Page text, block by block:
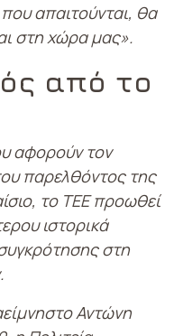
απαιτούνται, θα
στη χώρα μας».
από το
αφορούν τον
παρελθόντος της
το ΤΕΕ προωθεί
ιστορικά
στη
Αντώνη